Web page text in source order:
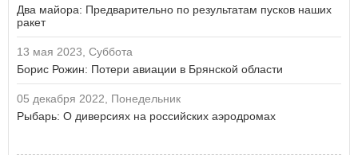
Два майора: Предварительно по результатам пусков наших
ракет
13 мая 2023, Суббота
Борис Рожин: Потери авиации в Брянской области
05 декабря 2022, Понедельник
Рыбарь: О диверсиях на российских аэродромах